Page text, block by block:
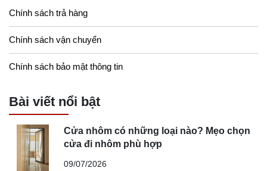
Chính sách trả hàng
Chính sách vận chuyển
Chính sách bảo mật thông tin
Bài viết nổi bật
Cửa nhôm có những loại nào? Mẹo chọn
cửa đi nhôm phù hợp
09/07/2026